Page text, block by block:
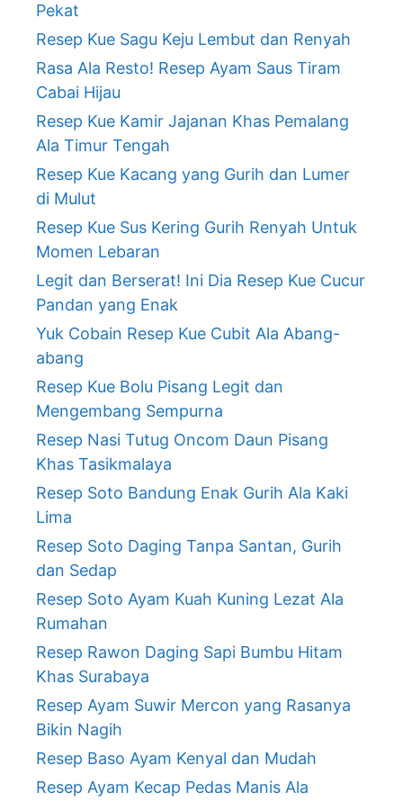
Pekat
Resep Kue Sagu Keju Lembut dan Renyah
Rasa Ala Resto! Resep Ayam Saus Tiram
Cabai Hijau
Resep Kue Kamir Jajanan Khas Pemalang
Ala Timur Tengah
Resep Kue Kacang yang Gurih dan Lumer
di Mulut
Resep Kue Sus Kering Gurih Renyah Untuk
Momen Lebaran
Legit dan Berserat! Ini Dia Resep Kue Cucur
Pandan yang Enak
Yuk Cobain Resep Kue Cubit Ala Abang-
abang
Resep Kue Bolu Pisang Legit dan
Mengembang Sempurna
Resep Nasi Tutug Oncom Daun Pisang
Khas Tasikmalaya
Resep Soto Bandung Enak Gurih Ala Kaki
Lima
Resep Soto Daging Tanpa Santan, Gurih
dan Sedap
Resep Soto Ayam Kuah Kuning Lezat Ala
Rumahan
Resep Rawon Daging Sapi Bumbu Hitam
Khas Surabaya
Resep Ayam Suwir Mercon yang Rasanya
Bikin Nagih
Resep Baso Ayam Kenyal dan Mudah
Resep Ayam Kecap Pedas Manis Ala